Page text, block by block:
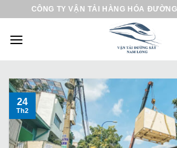
CÔNG TY VẬN TẢI HÀNG HÓA
24
Th2